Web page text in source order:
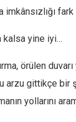
imkânsızlığı
kalsa yine iyi…
örülen
arzu gittikçe bir
yollarını